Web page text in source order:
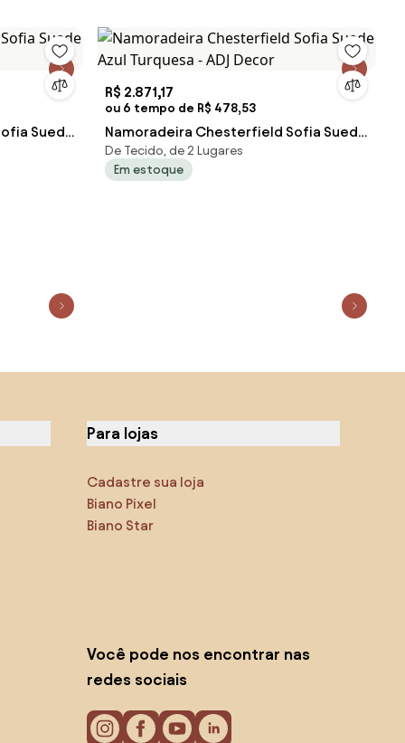
Suede
R$ 2.871,17
ou 6 tempo de R$ 478,53
Namoradeira Chesterfield Sofia Suede
Azul Turquesa - ADJ Decor
De Tecido, de 2 Lugares
Em estoque
Para lojas
Cadastre sua loja
Biano Pixel
Biano Star
Você pode nos encontrar nas
redes sociais